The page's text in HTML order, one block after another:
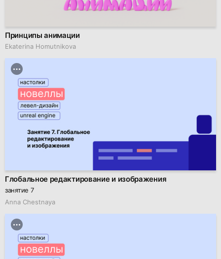
Принципы анимации
Ekaterina Homutnikova
Глобальное редактирование и изображения
занятие 7
Anna Chestnaya